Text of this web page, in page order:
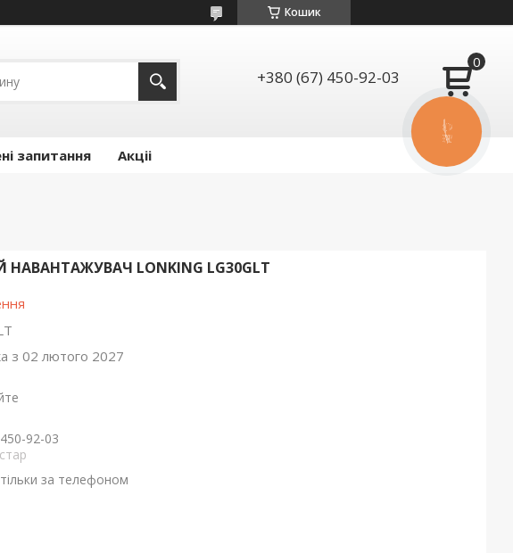
Кошик
+380 (67) 450-92-03
запитання Акціі
LONKING LG30GLT
з 02 лютого 2027
92-03
за телефоном
КНОПКА
ЗВ'ЯЗКУ